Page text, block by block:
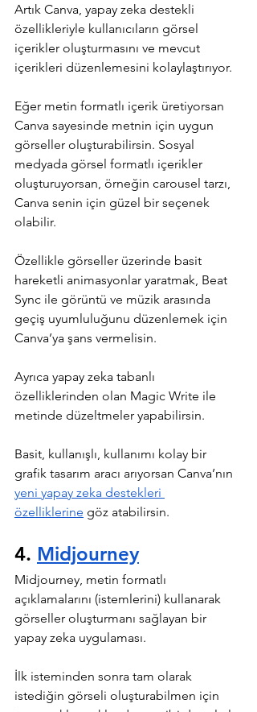
Artık Canva, yapay zeka destekli
özellikleriyle kullanıcıların görsel
içerikler oluşturmasını ve mevcut
içerikleri düzenlemesini kolaylaştırıyor.
Eğer metin formatlı içerik üretiyorsan
Canva sayesinde metnin için uygun
görseller oluşturabilirsin. Sosyal
medyada görsel formatlı içerikler
oluşturuyorsan, örneğin carousel tarzı,
Canva senin için güzel bir seçenek
olabilir.
Özellikle görseller üzerinde basit
hareketli animasyonlar yaratmak, Beat
Sync ile görüntü ve müzik arasında
geçiş uyumluluğunu düzenlemek için
Canva’ya şans vermelisin.
Ayrıca yapay zeka tabanlı
özelliklerinden olan Magic Write ile
metinde düzeltmeler yapabilirsin.
Basit, kullanışlı, kullanımı kolay bir
grafik tasarım aracı arıyorsan Canva’nın
yeni yapay zeka destekleri
özelliklerine göz atabilirsin.
4. Midjourney
Midjourney, metin formatlı
açıklamalarını (istemlerini) kullanarak
görseller oluşturmanı sağlayan bir
yapay zeka uygulaması.
İlk isteminden sonra tam olarak
istediğin görseli oluşturabilmen için